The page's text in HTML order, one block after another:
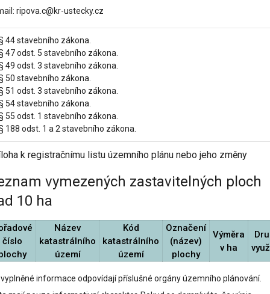
ripova.c@kr-ustecky.cz
44 stavebního zákona.
47 odst. 5 stavebního zákona.
49 odst. 3 stavebního zákona.
50 stavebního zákona.
51 odst. 3 stavebního zákona.
54 stavebního zákona.
55 odst. 1 stavebního zákona.
188 odst. 1 a 2 stavebního zákona.
k registračnímu listu územního plánu nebo jeho změny
vymezených zastavitelných ploch
10 ha
číslo
Název
katastrálního
území
Kód
katastrálního
území
Označení
(název)
plochy
Výměra
v ha
informace odpovídají příslušné orgány územního plánování.